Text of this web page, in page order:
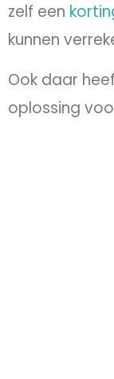
zelf een
kunnen
Ook daar
oplossing